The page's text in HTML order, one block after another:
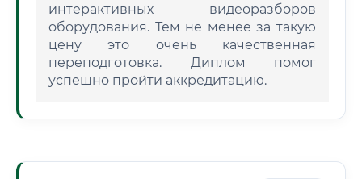
интерактивных видеоразборов
оборудования. Тем не менее за такую
цену это очень качественная
переподготовка. Диплом помог
успешно пройти аккредитацию.